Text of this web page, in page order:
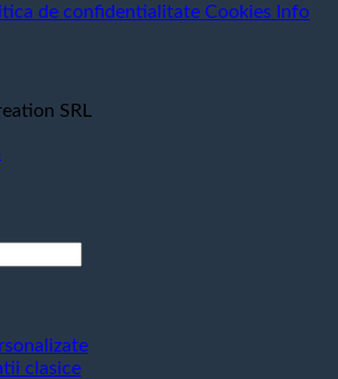
de confidentialitate Cookies Info
SRL
clasice